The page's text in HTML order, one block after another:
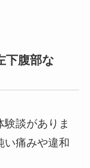
下腹部な
談がありま
い痛みや違和